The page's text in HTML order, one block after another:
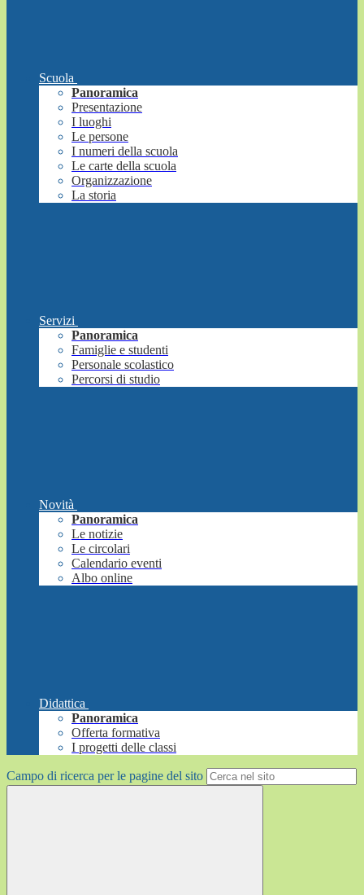
Scuola
Panoramica
Presentazione
I luoghi
Le persone
I numeri della scuola
Le carte della scuola
Organizzazione
La storia
Servizi
Panoramica
Famiglie e studenti
Personale scolastico
Percorsi di studio
Novità
Panoramica
Le notizie
Le circolari
Calendario eventi
Albo online
Didattica
Panoramica
Offerta formativa
I progetti delle classi
Campo di ricerca per le pagine del sito